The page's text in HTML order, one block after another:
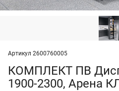
Артикул 2600760005
КОМПЛЕКТ ПВ
1900-2300, Арена